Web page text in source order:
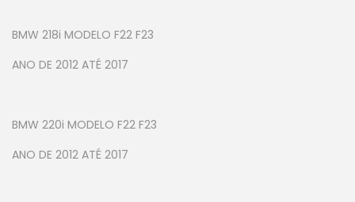
BMW 218i MODELO F22 F23
ANO DE 2012 ATÉ 2017
BMW 220i MODELO F22 F23
ANO DE 2012 ATÉ 2017